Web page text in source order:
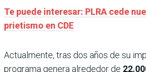
Te puede interesar: PLRA cede
prietismo en CDE
Actualmente, tras dos años de su
programa genera alrededor de